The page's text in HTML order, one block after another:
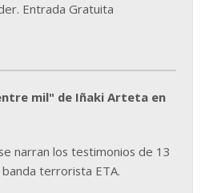
Entrada Gratuita
mil" de Iñaki Arteta en
narran los testimonios de 13
terrorista ETA.